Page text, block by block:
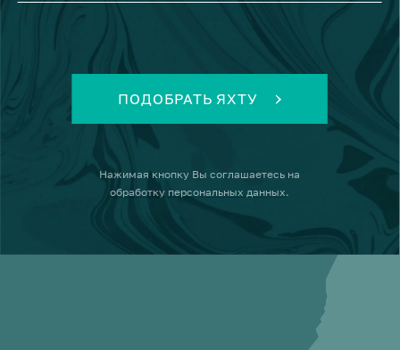
ПОДОБРАТЬ ЯХТУ
Нажимая кнопку Вы соглашаетесь на
обработку персональных данных.